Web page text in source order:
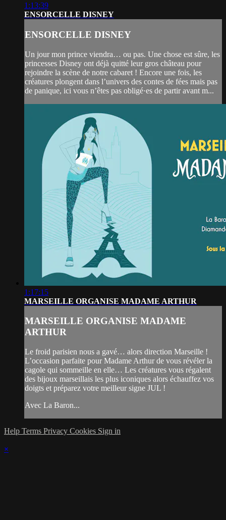
1:13:39
ENSORCELLE DISNEY
ENSORCELLE DISNEY
Un jour mon prince viendra… ou pas. Une chose est sûre, les
princesses Disney ont déjà quitté leur gros château pour
rejoindre la scène de notre cabaret ! Encore une fois, les
créatures plongent dans l’univers des contes de fées mais pas
de panique, ici vous n’êtes pas obligé·es de partir avant m...
1:17:15
MARSEILLE ORGANISE MADAME ARTHUR
MARSEILLE ORGANISE MADAME
ARTHUR
Le froid parisien nous a gavé… alors direction Marseille !
L’occasion parfaite pour Madame Arthur de vous révéler la
cagole qui sommeille en elle… Les créatures vous régalent
des bijoux marseillais les plus iconiques alors échauffez vos
doigts et préparez votre meilleur signe JUL !
Avec La Baron...
Help Terms Privacy Cookies Sign in
×